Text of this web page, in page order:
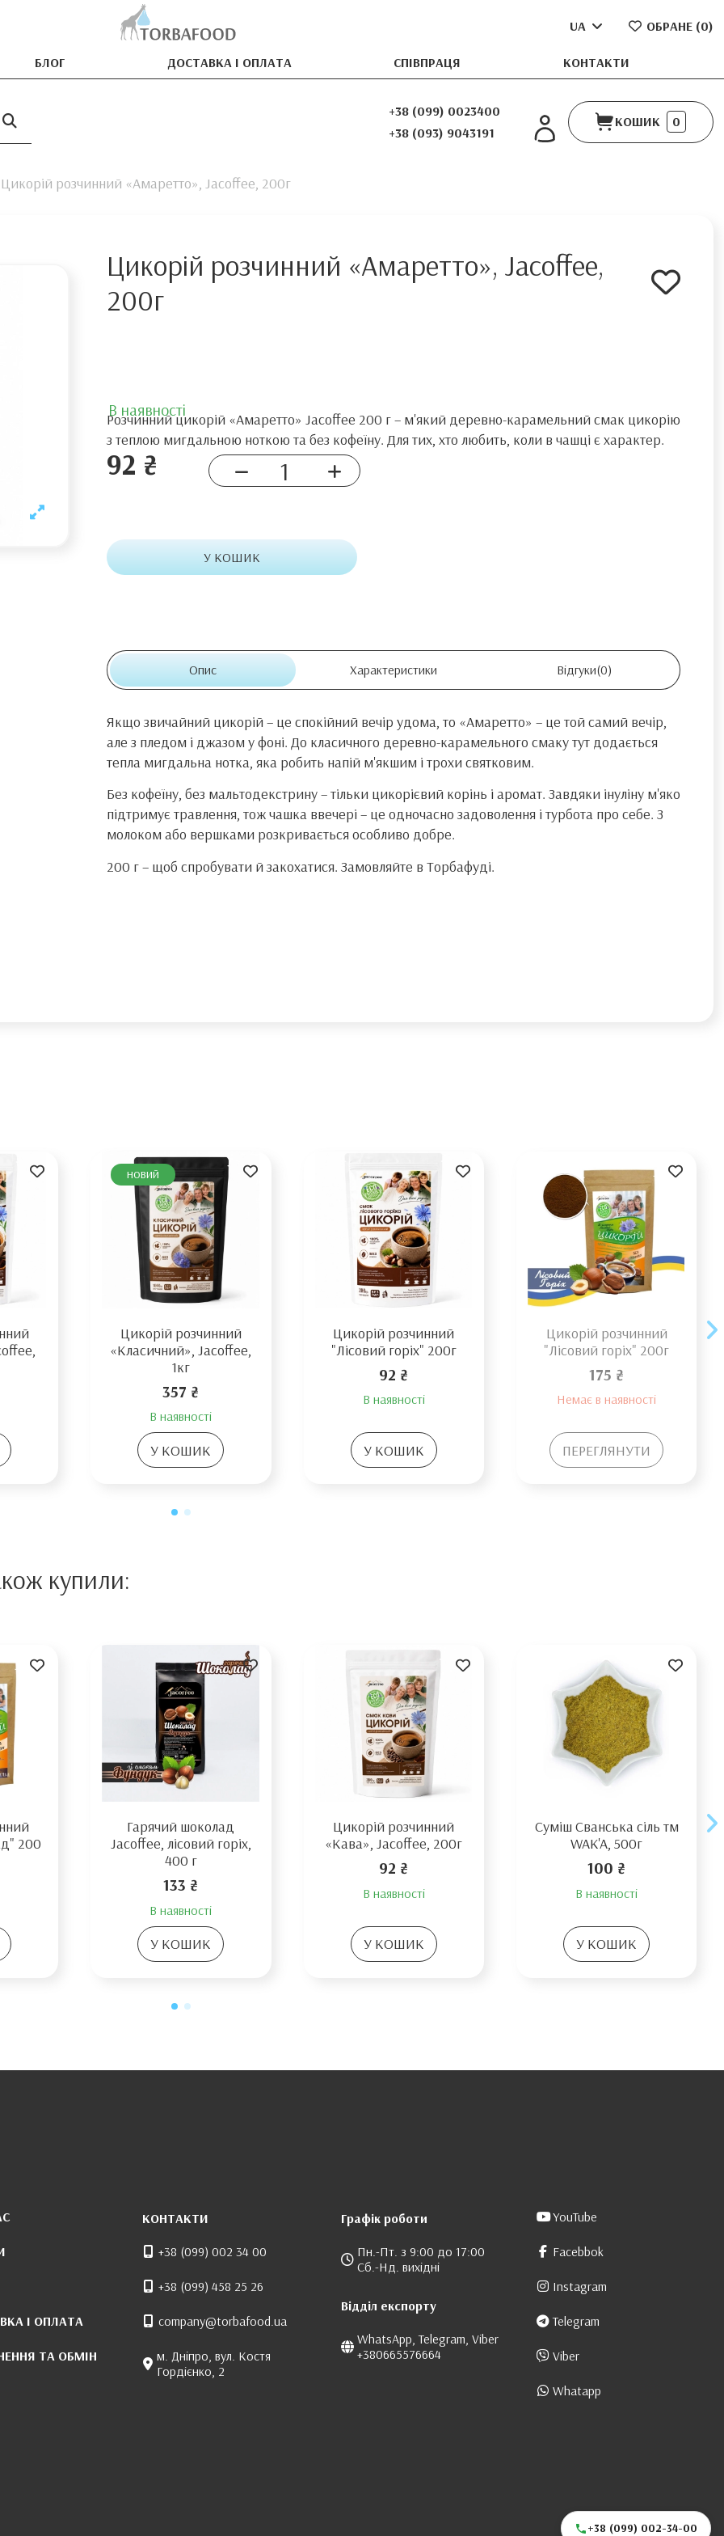
БЛОГ ДОСТАВКА І ОПЛАТА СПІВПРАЦЯ КОНТАКТИ
UA ОБРАНЕ (0)
+38 (099) 0023400
+38 (093) 9043191
КОШИК 0
Цикорій розчинний «Амаретто», Jacoffee, 200г
Цикорій розчинний «Амаретто», Jacoffee,
200г
Розчинний цикорій «Амаретто» Jacoffee 200 г – м'який деревно-карамельний смак цикорію
з теплою мигдальною ноткою та без кофеїну. Для тих, хто любить, коли в чашці є характер.
В наявності
92 ₴
У КОШИК
Опис Характеристики Відгуки(0)
Якщо звичайний цикорій – це спокійний вечір удома, то «Амаретто» – це той самий вечір,
але з пледом і джазом у фоні. До класичного деревно-карамельного смаку тут додається
тепла мигдальна нотка, яка робить напій м'якшим і трохи святковим.
Без кофеїну, без мальтодекстрину – тільки цикорієвий корінь і аромат. Завдяки інуліну м'яко
підтримує травлення, тож чашка ввечері – це одночасно задоволення і турбота про себе. З
молоком або вершками розкривається особливо добре.
200 г – щоб спробувати й закохатися. Замовляйте в Торбафуді.
новий
Цикорій розчинний
«Класичний», Jacoffee,
1кг
357 ₴
В наявності
У КОШИК
Цикорій розчинний
"Лісовий горіх" 200г
92 ₴
В наявності
У КОШИК
Цикорій розчинний
"Лісовий горіх" 200г
175 ₴
Немає в наявності
ПЕРЕГЛЯНУТИ
купили:
200
Гарячий шоколад
Jacoffee, лісовий горіх,
400 г
133 ₴
В наявності
У КОШИК
Цикорій розчинний
«Кава», Jacoffee, 200г
92 ₴
В наявності
У КОШИК
Суміш Сванська сіль тм
WAK'A, 500г
100 ₴
В наявності
У КОШИК
І ОПЛАТА
ТА ОБМІН
КОНТАКТИ
+38 (099) 002 34 00
+38 (099) 458 25 26
company@torbafood.ua
м. Дніпро, вул. Костя
Гордієнко, 2
Графік роботи
Пн.-Пт. з 9:00 до 17:00
Сб.-Нд. вихідні
Відділ експорту
WhatsApp, Telegram, Viber
+380665576664
YouTube
Facebbok
Instagram
Telegram
Viber
Whatapp
+38 (099) 002-34-00